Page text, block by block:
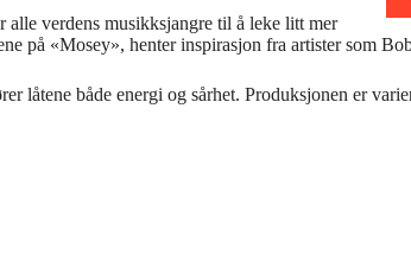
alle verdens musikksjangre til å leke litt mer
på «Mosey», henter inspirasjon fra artister som
låtene både energi og sårhet. Produksjonen er